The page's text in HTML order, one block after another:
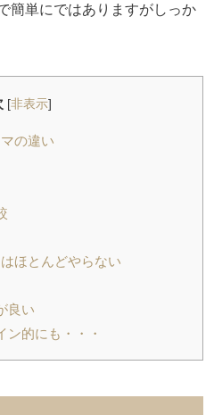
簡単にではありますがしっか
[非表示]
の違い
ほとんどやらない
良い
ン的にも・・・